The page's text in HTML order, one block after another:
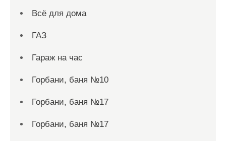
Всё для дома
ГАЗ
Гараж на час
Горбани, баня №10
Горбани, баня №17
Горбани, баня №17